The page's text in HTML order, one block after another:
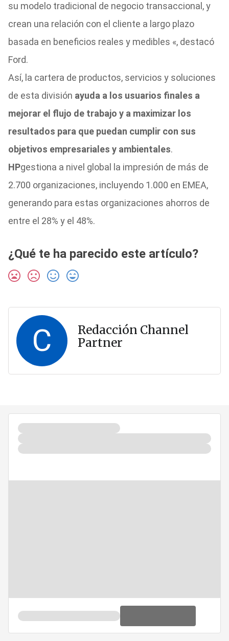
su modelo tradicional de negocio transaccional, y
crean una relación con el cliente a largo plazo
basada en beneficios reales y medibles «, destacó
Ford.
Así, la cartera de productos, servicios y soluciones
de esta división ayuda a los usuarios finales a
mejorar el flujo de trabajo y a maximizar los
resultados para que puedan cumplir con sus
objetivos empresariales y ambientales.
HPgestiona a nivel global la impresión de más de
2.700 organizaciones, incluyendo 1.000 en EMEA,
generando para estas organizaciones ahorros de
entre el 28% y el 48%.
¿Qué te ha parecido este artículo?
C
Redacción Channel
Partner